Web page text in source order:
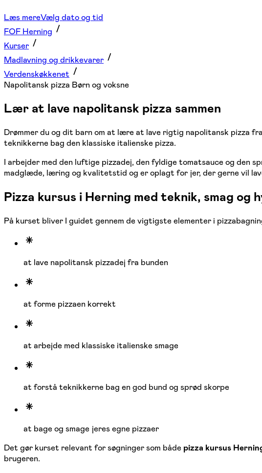
Læs mereVælg dato og tid
FOF Herning
Kurser
Madlavning og drikkevarer
Verdenskøkkenet
Napolitansk pizza Børn og voksne
Lær at lave napolitansk pizza sammen
Drømmer du og dit barn om at lære at lave rigtig napolitansk pizza
teknikkerne bag den klassiske italienske pizza.
I arbejder med den luftige pizzadej, den fyldige tomatsauce og den
madglæde, læring og kvalitetstid og er oplagt for jer, der gerne vil
Pizza kursus i Herning med teknik, smag og
På kurset bliver I guidet gennem de vigtigste elementer i
at lave napolitansk pizzadej fra bunden
at forme pizzaen korrekt
at arbejde med klassiske italienske smage
at forstå teknikkerne bag en god bund og sprød skorpe
at bage og smage jeres egne pizzaer
Det gør kurset relevant for søgninger som både pizza kursus
brugeren.